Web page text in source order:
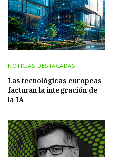
NOTICIAS DESTACADAS
Las tecnológicas europeas
facturan la integración de
la IA